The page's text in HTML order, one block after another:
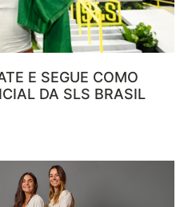
E SEGUE COMO
DA SLS BRASIL